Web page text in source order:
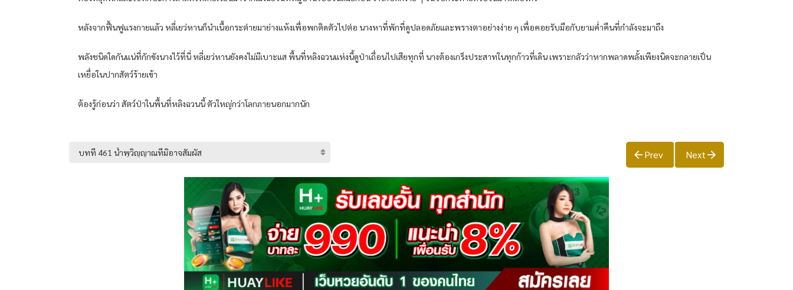
หลังจากฟื้นฟูแรงกายแล้ว หลี่เยว่หานก็นำเนื้อกระต่ายมาย่างแห้งเพื่อพกติดตัวไปต่อ นางหาที่พักที่ดูปลอดภัยและพรางตาอย่างง่าย ๆ เพื่อคอยรับมือกับยามค่ำคืนที่กำลังจะมาถึง
พลังชนิดใดกันแน่ที่กักขังนางไว้ที่นี่ หลี่เยว่หานยังคงไม่มีเบาะแส พื้นที่หลิงฉวนแห่งนี้ดูป่าเถื่อนไปเสียทุกที่ นางต้องเกร็งประสาทในทุกก้าวที่เดิน เพราะกลัวว่าหากพลาดพลั้งเพียงนิดจะกลายเป็น
เหยื่อในปากสัตว์ร้ายเข้า
ต้องรู้ก่อนว่า สัตว์ป่าในพื้นที่หลิงฉวนนี้ ตัวใหญ่กว่าโลกภายนอกมากนัก
Prev Next